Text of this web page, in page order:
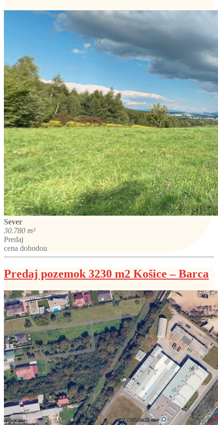
Sever
30.780 m²
Predaj
cena dohodou
Predaj pozemok 3230 m2 Košice – Barca